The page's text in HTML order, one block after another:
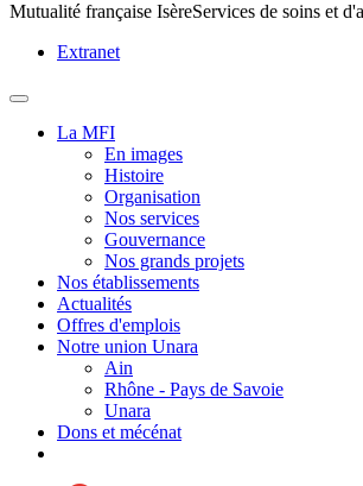
Mutualité française IsèreServices de soins et
Extranet
MENU
PRINCIPAL
La MFI
En images
Histoire
Organisation
Nos services
Gouvernance
Nos grands projets
Nos établissements
Actualités
Offres d'emplois
Notre union Unara
Ain
Rhône - Pays de Savoie
Unara
Dons et mécénat